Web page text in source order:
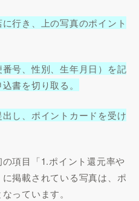
行き、上の写真のポイント
号、性別、生年月日）を記
書を切り取る。
し、ポイントカードを受け
項目「1.ポイント還元率や
掲載されている写真は、ポ
っています。